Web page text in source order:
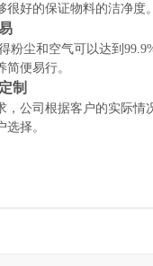
好的保证物料的洁净度。
粉尘和空气可以达到
便易行。
制
公司根据客户的实际
择。